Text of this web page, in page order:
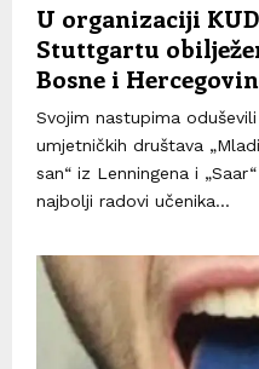
U organizaciji
Stuttgartu
Bosne i
Svojim nastupima
umjetničkih društava
san“ iz Lenningena i
najbolji radovi učenika...